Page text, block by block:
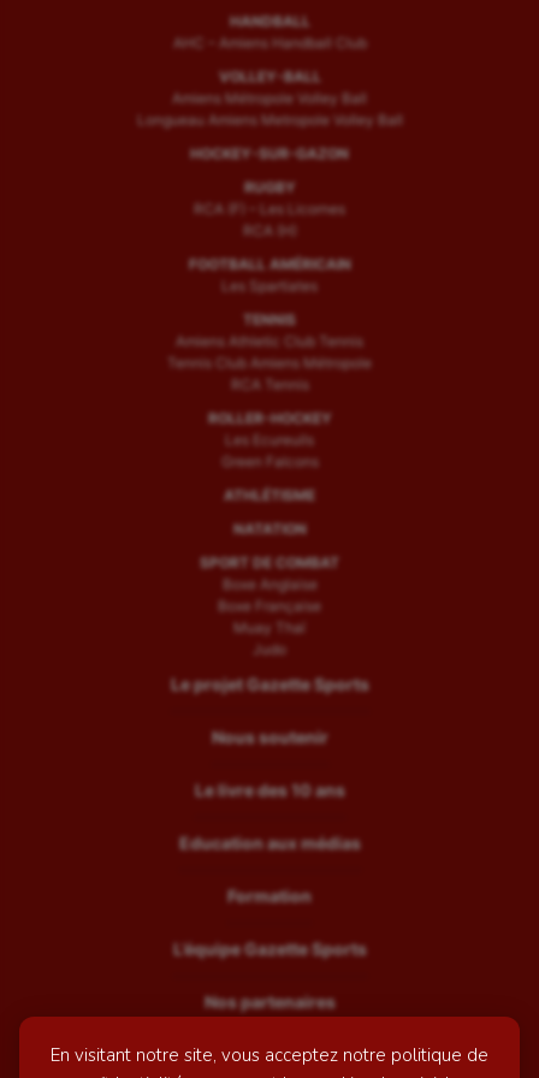
En visitant notre site, vous acceptez notre politique de
Sport handicap
Sport santé
Sport-entreprise
Sport-santé
Ultimate frisbee
HANDBALL
AHC – Amiens Handball Club
VOLLEY-BALL
Amiens Métropole Volley Ball
Longueau Amiens Metropole Volley Ball
HOCKEY-SUR-GAZON
RUGBY
RCA (F) – Les Licornes
RCA (H)
FOOTBALL AMÉRICAIN
Les Spartiates
TENNIS
Amiens Athletic Club Tennis
Tennis Club Amiens Métropole
RCA Tennis
ROLLER-HOCKEY
Les Ecureuils
Green Falcons
ATHLÉTISME
NATATION
SPORT DE COMBAT
Boxe Anglaise
Boxe Française
Muay Thaï
Judo
Le projet Gazette Sports
Nous soutenir
Le livre des 10 ans
Education aux médias
Formation
L’équipe Gazette Sports
Nos partenaires
Recrutement